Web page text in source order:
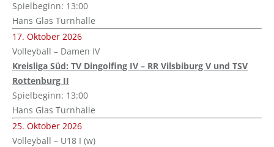
Spielbeginn: 13:00
Hans Glas Turnhalle
17. Oktober 2026
Volleyball – Damen IV
Kreisliga Süd: TV Dingolfing IV – RR Vilsbiburg V und TSV
Rottenburg II
Spielbeginn: 13:00
Hans Glas Turnhalle
25. Oktober 2026
Volleyball – U18 I (w)